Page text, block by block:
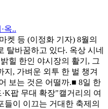
옥..
켓 등 (이정화 기자) 8월의
탈바꿈하고 있다. 옥상 시네
힐 한인 야시장의 활기, 그
, 가벼운 외투 한 벌 챙겨
보는 것은 어떨까.■ 8일 한
팝 무대 확장"캘거리의 여
들이 이끄는 거대한 축제의